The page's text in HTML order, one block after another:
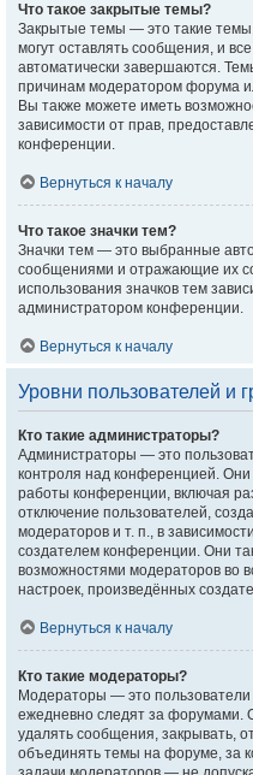
Что такое закрытые темы?
Закрытые темы — это такие
могут оставлять сообщения, и
автоматически завершаются.
причинам модератором форума
Вы также можете иметь
зависимости от прав,
конференции.
Вернуться к началу
Что такое значки тем?
Значки тем — это выбранные
сообщениями и отражающие их
использования значков тем
администратором конференции.
Вернуться к началу
Уровни пользователей и
Кто такие администраторы?
Администраторы — это
контроля над конференцией. Они
работы конференции, включая
отключение пользователей,
модераторов и т. п., в
создателем конференции. Они
возможностями модераторов во
настроек, произведённых
Вернуться к началу
Кто такие модераторы?
Модераторы — это пользователи
ежедневно следят за форумами.
удалять сообщения, закрывать,
объединять темы на форуме, за